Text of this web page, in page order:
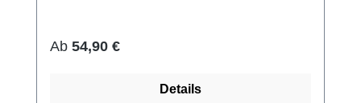
Regulärer Preis:
Ab 54,90 €
Details